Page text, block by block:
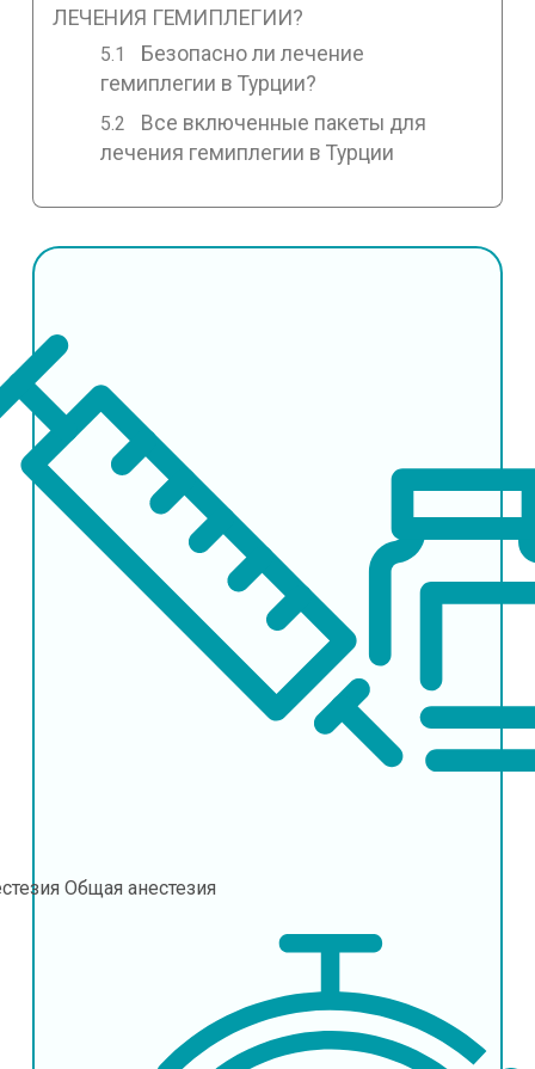
ЛЕЧЕНИЯ ГЕМИПЛЕГИИ?
Безопасно ли лечение
гемиплегии в Турции?
Все включенные пакеты для
лечения гемиплегии в Турции
Общая анестезия